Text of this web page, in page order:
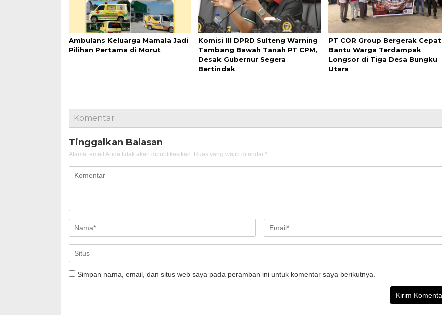
Ambulans Keluarga Mamala Jadi
Pilihan Pertama di Morut
Komisi III DPRD Sulteng Warning
Tambang Bawah Tanah PT CPM,
Desak Gubernur Segera
Bertindak
PT COR Group Bergerak Cepat
Bantu Warga Terdampak
Longsor di Tiga Desa Bungku
Utara
Komentar
Tinggalkan Balasan
Alamat email Anda tidak akan dipublikasikan. Ruas yang wajib ditandai *
Simpan nama, email, dan situs web saya pada peramban ini untuk komentar saya berikutnya.